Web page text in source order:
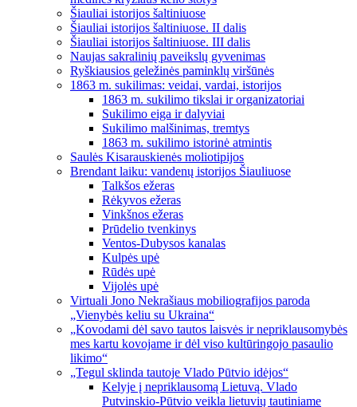
Šiauliai istorijos šaltiniuose
Šiauliai istorijos šaltiniuose. II dalis
Šiauliai istorijos šaltiniuose. III dalis
Naujas sakralinių paveikslų gyvenimas
Ryškiausios geležinės paminklų viršūnės
1863 m. sukilimas: veidai, vardai, istorijos
1863 m. sukilimo tikslai ir organizatoriai
Sukilimo eiga ir dalyviai
Sukilimo malšinimas, tremtys
1863 m. sukilimo istorinė atmintis
Saulės Kisarauskienės moliotipijos
Brendant laiku: vandenų istorijos Šiauliuose
Talkšos ežeras
Rėkyvos ežeras
Vinkšnos ežeras
Prūdelio tvenkinys
Ventos-Dubysos kanalas
Kulpės upė
Rūdės upė
Vijolės upė
Virtuali Jono Nekrašiaus mobiliografijos paroda
„Vienybės keliu su Ukraina“
„Kovodami dėl savo tautos laisvės ir nepriklausomybės
mes kartu kovojame ir dėl viso kultūringojo pasaulio
likimo“
„Tegul sklinda tautoje Vlado Pūtvio idėjos“
Kelyje į nepriklausomą Lietuvą. Vlado
Putvinskio-Pūtvio veikla lietuvių tautiniame